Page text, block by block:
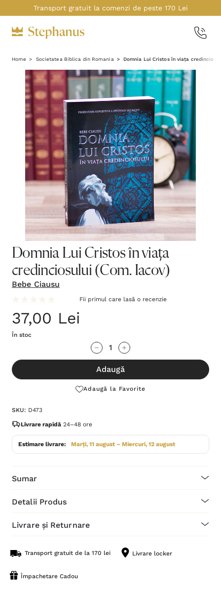
Transport gratuit la comenzi de peste 170 Lei
Home Societatea Biblica din Romania Domnia Lui Cristos în viața
Domnia Lui Cristos în viața
credinciosului (Com. Iacov)
Bebe Ciausu
Fii primul care lasă o recenzie
37,00 Lei
În stoc
te!
Stocul
Adaugă
Adaugă la Favorite
SKU: D473
Livrare rapidă 24–48 ore
Estimare livrare: Marți, 11 august – Miercuri, 12 august
Sumar
Detalii Produs
Livrare și Returnare
Transport gratuit de la 170 lei Livrare locker
Împachetare Cadou